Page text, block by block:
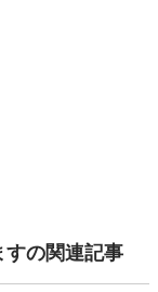
すの関連記事